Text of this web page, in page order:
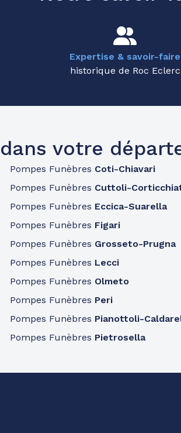
Expertise & savoir-faire
historique de Roc Eclerc
votre
Pompes Funèbres Coti-Chiavari
Pompes Funèbres Cuttoli-
Pompes Funèbres Eccica-Suarella
Pompes Funèbres Figari
Pompes Funèbres Grosseto-Prugna
Pompes Funèbres Lecci
Pompes Funèbres Olmeto
Pompes Funèbres Peri
Pompes Funèbres Pianottoli-
Pompes Funèbres Pietrosella